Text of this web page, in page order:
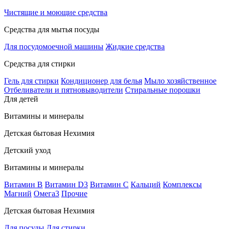
Чистящие и моющие средства
Средства для мытья посуды
Для посудомоечной машины Жидкие средства
Средства для стирки
Гель для стирки Кондиционер для белья Мыло хозяйственное
Отбеливатели и пятновыводители Стиральные порошки
Для детей
Витамины и минералы
Детская бытовая Нехимия
Детский уход
Витамины и минералы
Витамин В Витамин D3 Витамин С Кальций Комплексы
Магний Омега3 Прочие
Детская бытовая Нехимия